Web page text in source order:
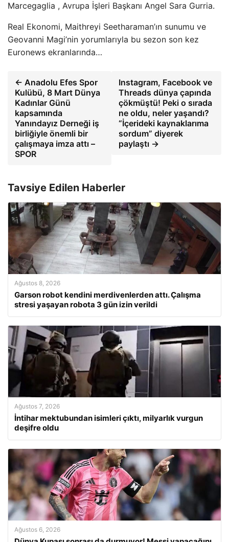
Marcegaglia , Avrupa İşleri Başkanı Angel Sara Gurria.
Real Ekonomi, Maithreyi Seetharaman’ın sunumu ve
Geovanni Magi’nin yorumlarıyla bu sezon son kez
Euronews ekranlarında…
← Anadolu Efes Spor
Kulübü, 8 Mart Dünya
Kadınlar Günü
kapsamında
Yanındayız Derneği iş
birliğiyle önemli bir
çalışmaya imza attı –
SPOR
Instagram, Facebook ve
Threads dünya çapında
çökmüştü! Peki o sırada
ne oldu, neler yaşandı?
“İçerideki kaynaklarıma
sordum” diyerek
paylaştı →
Tavsiye Edilen Haberler
Ağustos 8, 2026
Garson robot kendini merdivenlerden attı. Çalışma
stresi yaşayan robota 3 gün izin verildi
Ağustos 7, 2026
İntihar mektubundan isimleri çıktı, milyarlık vurgun
deşifre oldu
Ağustos 6, 2026